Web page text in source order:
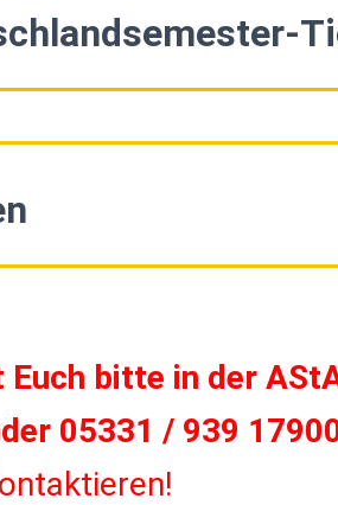
bitte in der
05331 / 939